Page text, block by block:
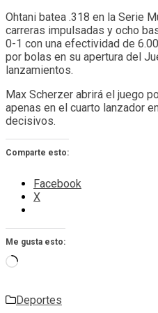
Ohtani batea .318 en la Serie
carreras impulsadas y ocho
0-1 con una efectividad de
por bolas en su apertura del
lanzamientos.
Max Scherzer abrirá el juego
apenas en el cuarto lanzador
decisivos.
Comparte esto:
Facebook
X
Me gusta esto:
Cargando...
Deportes